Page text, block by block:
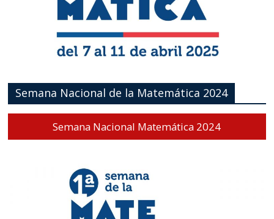
Semana Nacional de la Matemática 2024
Semana Nacional Matemática 2024